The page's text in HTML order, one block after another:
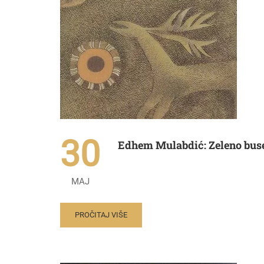
30
MAJ
Edhem Mulabdić: Zeleno
PROČITAJ VIŠE